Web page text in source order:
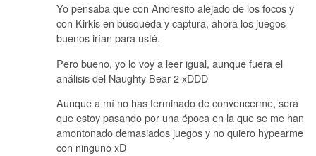
Yo pensaba que con Andresito alejado de los focos y
con Kirkis en búsqueda y captura, ahora los juegos
buenos irían para usté.
Pero bueno, yo lo voy a leer igual, aunque fuera el
análisis del Naughty Bear 2 xDDD
Aunque a mí no has terminado de convencerme, será
que estoy pasando por una época en la que se me han
amontonado demasiados juegos y no quiero hypearme
con ninguno xD